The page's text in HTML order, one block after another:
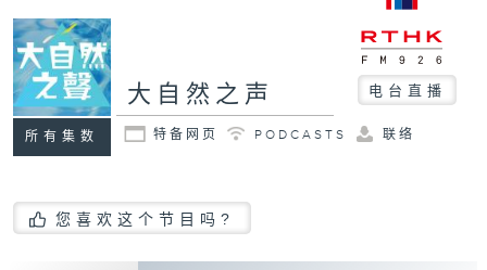
所有集数
大自然之声 电台直播
特备网页 PODCASTS 联络
您喜欢这个节目吗?